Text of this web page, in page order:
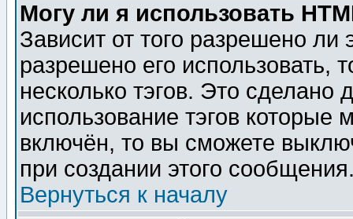
Могу ли я использовать
Зависит от того разрешено
разрешено его использовать,
несколько тэгов. Это сделано
использование тэгов
включён, то вы сможете
при создании этого
Вернуться к началу